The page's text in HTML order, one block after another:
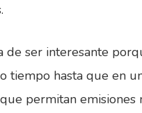
ser interesante
tiempo hasta que en
permitan emisiones